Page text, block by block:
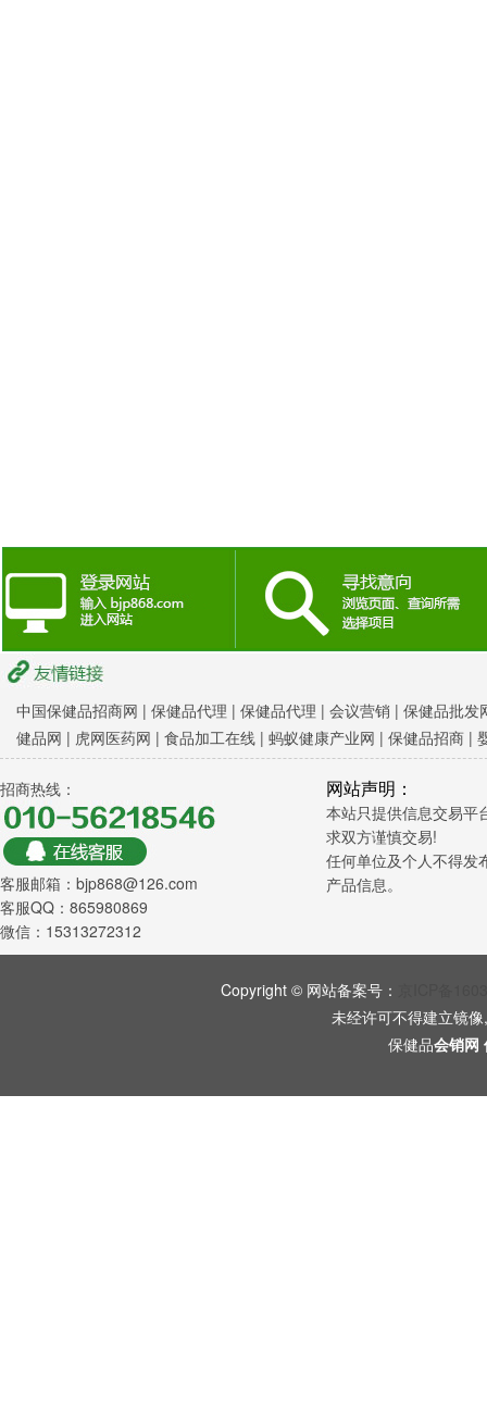
中国保健品招商网 | 保健品代理 | 保健品代理 | 会议营销 | 保健品批发
健品网 | 虎网医药网 | 食品加工在线 | 蚂蚁健康产业网 | 保健品招商 |
招商热线：
客服邮箱：bjp868@126.com
客服QQ：865980869
微信：15313272312
网站声明：
本站只提供信息交易平
求双方谨慎交易!
任何单位及个人不得发
产品信息。
Copyright © 网站备案号：
未经许可不得建立镜
保健品会销网